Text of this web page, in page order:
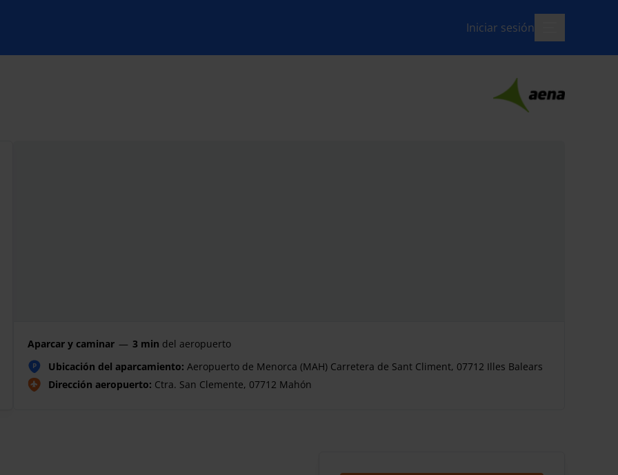
Iniciar sesión
Aparcar y caminar — 3 min del aeropuerto
P Ubicación del aparcamiento: Aeropuerto de Menorca (MAH) Carretera de Sant Climent, 07712 Illes Balears
Dirección aeropuerto: Ctra. San Clemente, 07712 Mahón